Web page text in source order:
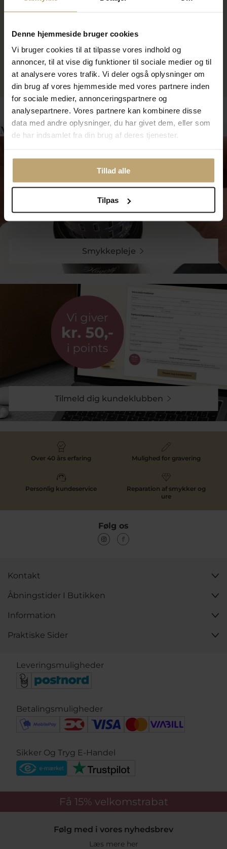
Denne hjemmeside bruger cookies
Vi bruger cookies til at tilpasse vores indhold og
annoncer, til at vise dig funktioner til sociale medier og til
at analysere vores trafik. Vi deler også oplysninger om
din brug af vores hjemmeside med vores partnere inden
for sociale medier, annonceringspartnere og
analysepartnere. Vores partnere kan kombinere disse
data med andre oplysninger, du har givet dem, eller som
de har indsamlet fra din brug af deres tjenester.
Tillad alle
Tilpas
vedhæng 'Mini' sølv rosafg m.
zir
795,00 kr
636,00 kr
På fjernlager
vedhæng 'Trend' rosaforgyldt
sølv m. zirkonia
1.495,00 kr
1.196,00 kr
På fjernlager
Måske er det her relevant for dig?
Smykkepleje
Tilmeld dig kundeklubben
Over 40 års erfaring Mulighed for gravering
Personlig kundeservice
Reparation af smykker og
ure
Følg os
Kontakt
Åbningstider I Butikken
Information
Praktiske Sider
Leveringsmuligheder
Betalingsmuligheder
Sikker Og Tryg E-Handel
Få 15% velkomstrabat
Følg med i vores nyhedsbrev
Læs mere her